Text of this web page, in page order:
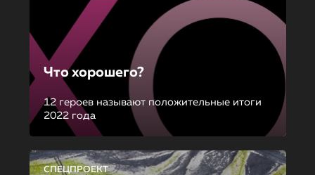
Что хорошего?
12 героев называют положительные итоги
2022 года
СПЕЦПРОЕКТ